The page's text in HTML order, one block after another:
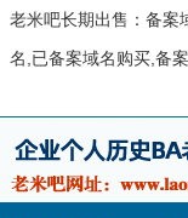
老米吧长期出售：备案
名,已备案域名购买,备